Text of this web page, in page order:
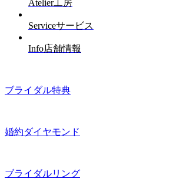
Atelier工房
Serviceサービス
Info店舗情報
ブライダル特典
婚約ダイヤモンド
ブライダルリング